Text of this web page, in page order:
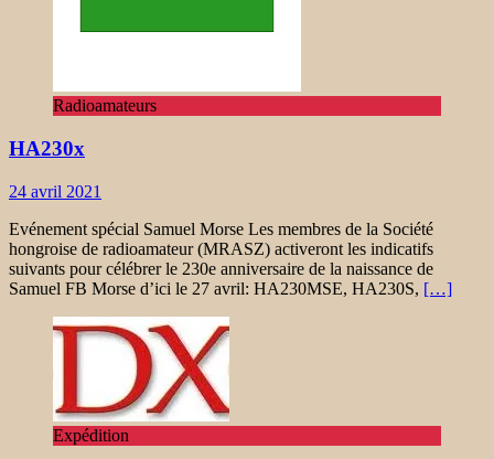
Radioamateurs
HA230x
24 avril 2021
Evénement spécial Samuel Morse Les membres de la Société
hongroise de radioamateur (MRASZ) activeront les indicatifs
suivants pour célébrer le 230e anniversaire de la naissance de
Samuel FB Morse d’ici le 27 avril: HA230MSE, HA230S, […]
Expédition